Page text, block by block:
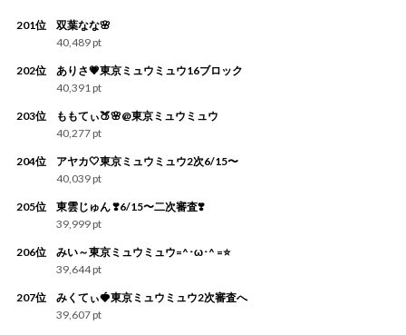
201位
双葉なな🌸
40,489 pt
202位
ありさ💗東京ミュウミュウ16ブロック
40,391 pt
203位
ももてぃ🍑🌸@東京ミュウミュウ
40,277 pt
204位
アヤカ🤍東京ミュウミュウ2次6/15〜
40,039 pt
205位
東雲じゅん ❣️6/15〜二次審査❣️
39,999 pt
206位
みい～東京ミュウミュウ=^･ω･^ =⭐️
39,644 pt
207位
みくてぃ🍓東京ミュウミュウ2次審査へ
39,607 pt